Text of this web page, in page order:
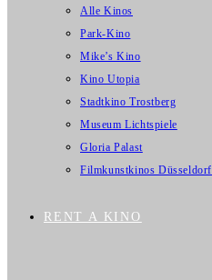
Alle Kinos
Park-Kino
Mike’s Kino
Kino Utopia
Stadtkino Trostberg
Museum Lichtspiele
Gloria Palast
Filmkunstkinos Düsseldorf
RENT A KINO